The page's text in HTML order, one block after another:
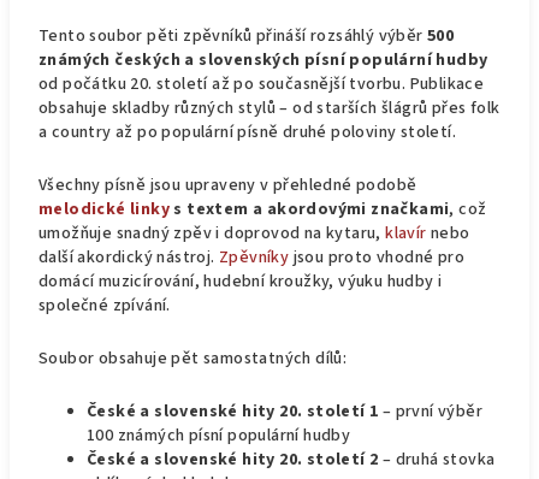
Tento soubor pěti zpěvníků přináší rozsáhlý výběr 500
známých českých a slovenských písní populární hudby
od počátku 20. století až po současnější tvorbu. Publikace
obsahuje skladby různých stylů – od starších šlágrů přes folk
a country až po populární písně druhé poloviny století.
Všechny písně jsou upraveny v přehledné podobě
melodické linkys textem a akordovými značkami, což
umožňuje snadný zpěv i doprovod na kytaru,klavír nebo
další akordický nástroj. Zpěvníky jsou proto vhodné pro
domácí muzicírování, hudební kroužky, výuku hudby i
společné zpívání.
Soubor obsahuje pět samostatných dílů:
České a slovenské hity 20. století 1 – první výběr
100 známých písní populární hudby
České a slovenské hity 20. století 2 – druhá stovka